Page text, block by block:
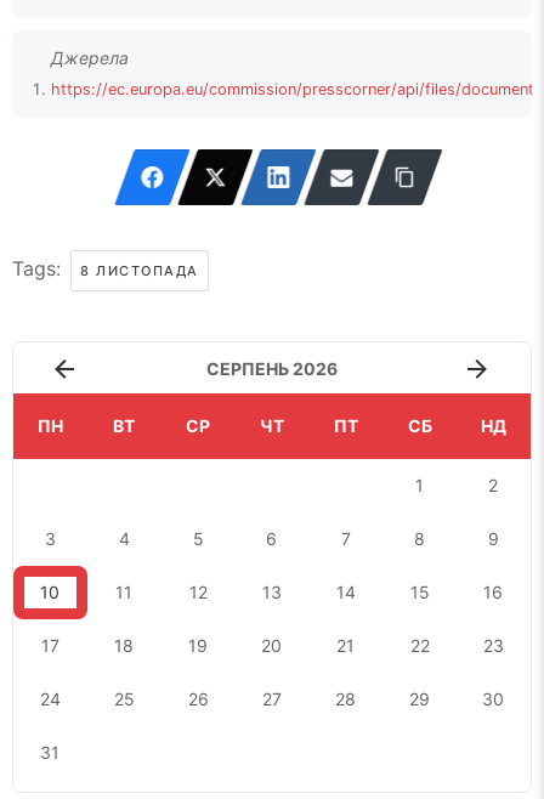
https://ec.europa.eu/commission/presscorner/api/files/document/
Tags: 8 ЛИСТОПАДА
СЕРПЕНЬ 2026
ПН ВТ СР ЧТ ПТ СБ НД
1 2
3 4 5 6 7 8 9
10 11 12 13 14 15 16
17 18 19 20 21 22 23
24 25 26 27 28 29 30
31